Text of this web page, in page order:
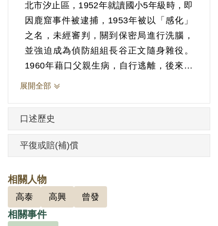
北市汐止區，1952年就讀國小5年級時，即
因鹿窟事件被逮捕，1953年被以「感化」
之名，未經審判，關到保密局進行洗腦，
並強迫成為偵防組組長谷正文隨身雜役。
1960年藉口父親生病，自行逃離，後來補
辦開釋手續。共失去自由7年。
展開全部
口述歷史
平復或賠(補)償
相關人物
高泰 高興 曾發
相關事件